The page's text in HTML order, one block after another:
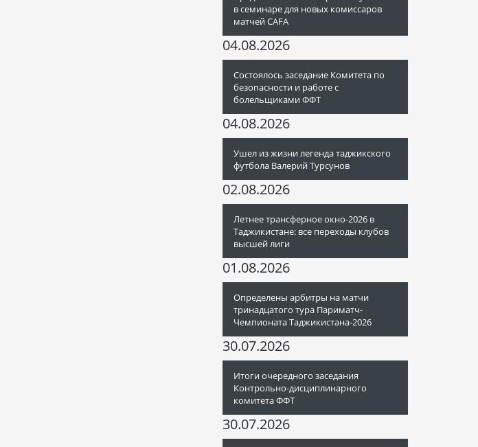
в семинаре для новых комиссаров
матчей CAFA
04.08.2026
Состоялось заседание Комитета по
безопасности и работе с
болельщиками ФФТ
04.08.2026
Ушел из жизни легенда таджикского
футбола Валерий Турсунов
02.08.2026
Летнее трансферное окно-2026 в
Таджикистане: все переходы клубов
высшей лиги
01.08.2026
Определены арбитры на матчи
тринадцатого тура Париматч-
Чемпионата Таджикистана-2026
30.07.2026
Итоги очередного заседания
Контрольно-дисциплинарного
комитета ФФТ
30.07.2026